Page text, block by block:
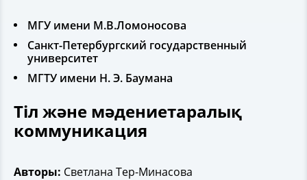
МГУ имени М.В.Ломоносова
Санкт-Петербургский государственный
университет
МГТУ имени Н. Э. Баумана
Тіл және мәдениетаралық
коммуникация
Авторы: Светлана Тер-Минасова